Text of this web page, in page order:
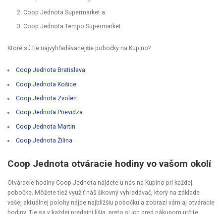
Coop Jednota Supermarket a
Coop Jednota Tempo Supermarket.
Ktoré sú tie najvyhľadávanejšie pobočky na Kupino?
Coop Jednota Bratislava
Coop Jednota Košice
Coop Jednota Zvolen
Coop Jednota Prievidza
Coop Jednota Martin
Coop Jednota Žilina
Coop Jednota otváracie hodiny vo vašom okolí
Otváracie hodiny Coop Jednota nájdete u nás na Kupino pri každej
pobočke. Môžete tiež využiť náš šikovný vyhľadávač, ktorý na základe
vašej aktuálnej polohy nájde najbližšiu pobočku a zobrazí vám aj otváracie